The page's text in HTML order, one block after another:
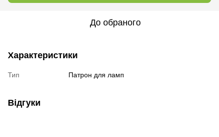
До обраного
Характеристики
Тип Патрон для ламп
Відгуки